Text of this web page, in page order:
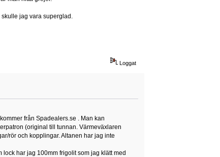
jag vara superglad.
Loggat
från Spadealers.se . Man kan
(original till tunnan. Värmeväxlaren
rör och kopplingar. Altanen har jag inte
har jag 100mm frigolit som jag klätt med